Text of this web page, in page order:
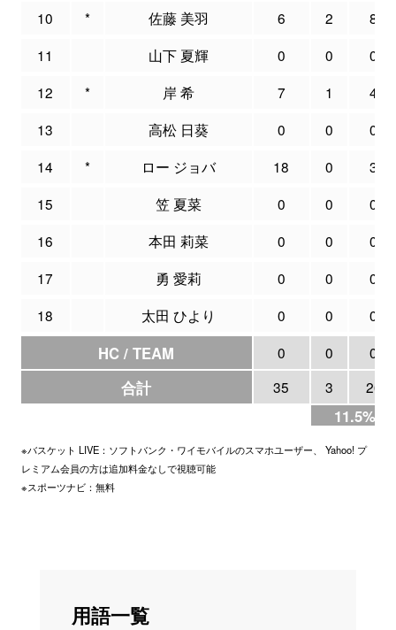
10 * 佐藤 美羽 6 2
8
11
山下 夏輝 0 0
0
12
* 岸 希 7 1
4
13
高松 日葵 0 0
0
14
* ロー ジョバ 18 0
3
15
笠 夏菜 0 0
0
16
本田 莉菜 0 0
0
17
勇 愛莉 0 0
0
18
太田 ひより 0 0 0
HC / TEAM 0 0 0
合計 35 3 26
11.5%
※バスケット LIVE：ソフトバンク・ワイモバイルのスマホユーザー、 Yahoo! プ
レミアム会員の方は追加料金なしで視聴可能
※スポーツナビ：無料
用語一覧